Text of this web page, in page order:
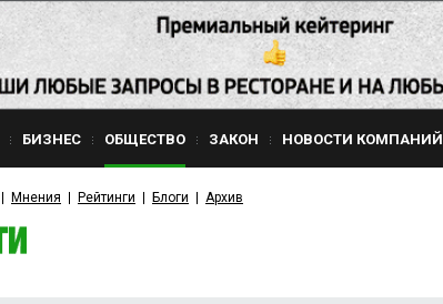
БИЗНЕС ОБЩЕСТВО ЗАКОН НОВОСТИ КОМПАНИЙ
Мнения Рейтинги Блоги Архив